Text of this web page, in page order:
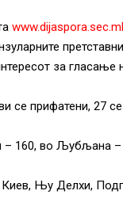
за
прифатени, 27
– 160, во Љубљана
Киев, Њу Делхи,